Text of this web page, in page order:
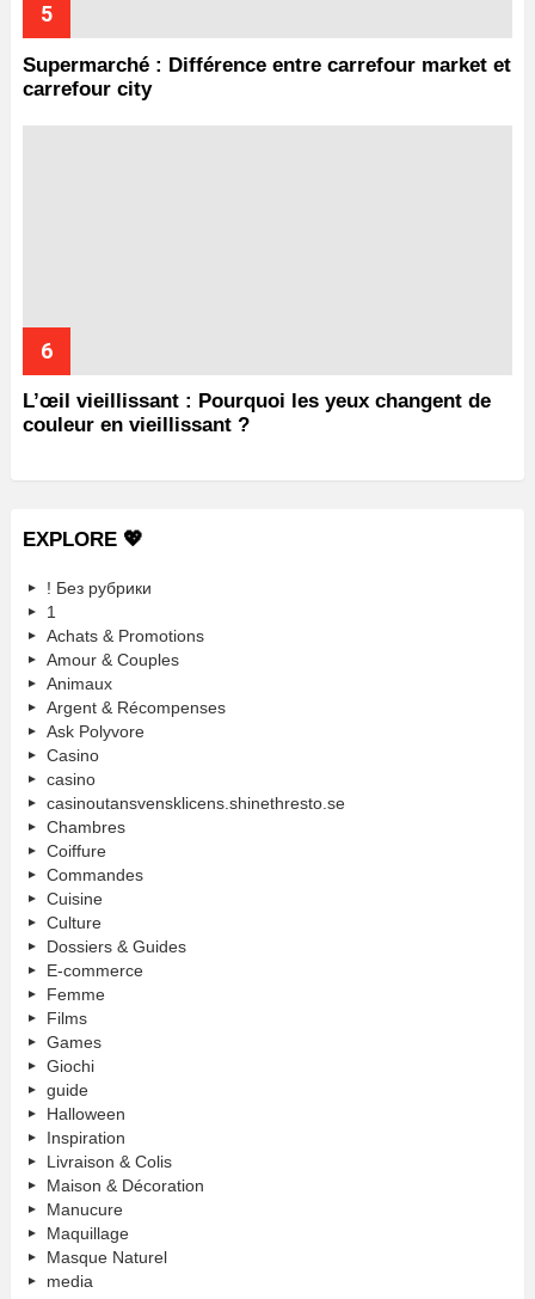
Supermarché : Différence entre carrefour market et
carrefour city
L’œil vieillissant : Pourquoi les yeux changent de
couleur en vieillissant ?
EXPLORE 💖
! Без рубрики
1
Achats & Promotions
Amour & Couples
Animaux
Argent & Récompenses
Ask Polyvore
Casino
casino
casinoutansvensklicens.shinethresto.se
Chambres
Coiffure
Commandes
Cuisine
Culture
Dossiers & Guides
E-commerce
Femme
Films
Games
Giochi
guide
Halloween
Inspiration
Livraison & Colis
Maison & Décoration
Manucure
Maquillage
Masque Naturel
media